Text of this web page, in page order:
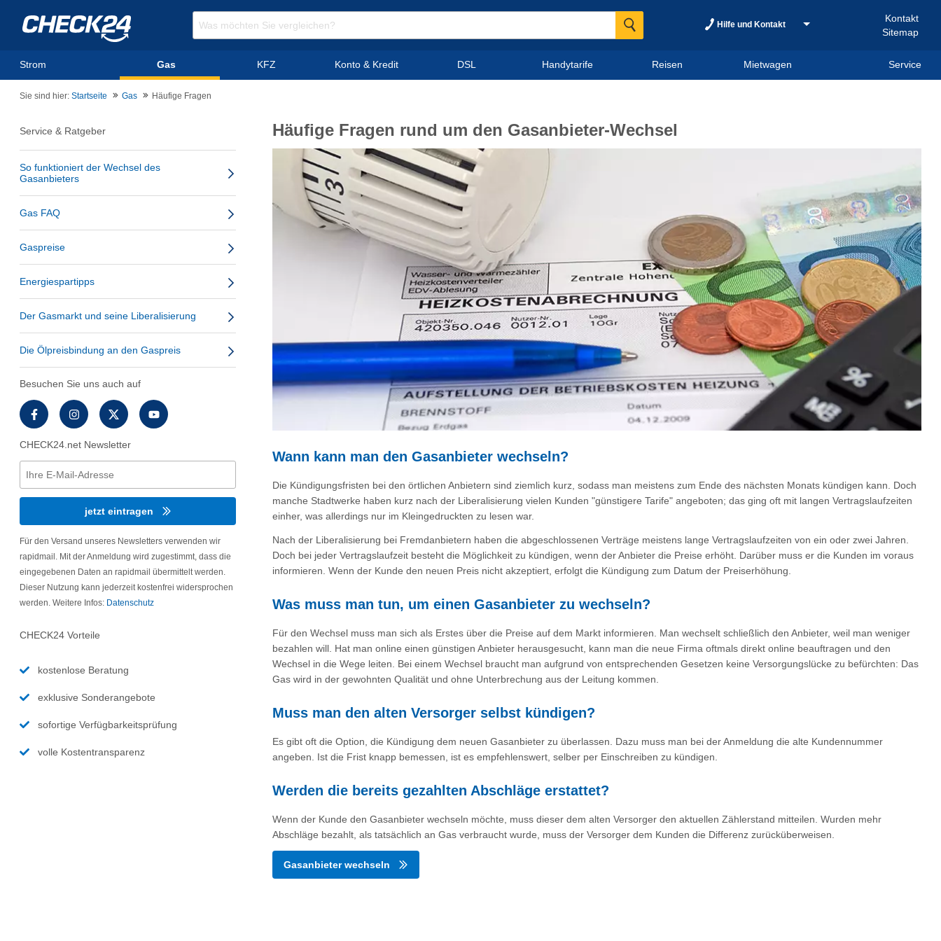
Hilfe und Kontakt
Kontakt
Sitemap
Strom Gas KFZ Konto & Kredit DSL Handytarife Reisen Mietwagen Service
Sie sind hier: Startseite Gas Häufige Fragen
Service & Ratgeber
So funktioniert der Wechsel des
Gasanbieters
Gas FAQ
Gaspreise
Energiespartipps
Der Gasmarkt und seine Liberalisierung
Die Ölpreisbindung an den Gaspreis
Besuchen Sie uns auch auf
CHECK24.net Newsletter
jetzt eintragen
Für den Versand unseres Newsletters verwenden wir
rapidmail. Mit der Anmeldung wird zugestimmt, dass die
eingegebenen Daten an rapidmail übermittelt werden.
Dieser Nutzung kann jederzeit kostenfrei widersprochen
werden. Weitere Infos: Datenschutz
CHECK24 Vorteile
kostenlose Beratung
exklusive Sonderangebote
sofortige Verfügbarkeitsprüfung
volle Kostentransparenz
Häufige Fragen rund um den Gasanbieter-Wechsel
Wann kann man den Gasanbieter wechseln?
Die Kündigungsfristen bei den örtlichen Anbietern sind ziemlich kurz, sodass man meistens zum Ende des nächsten Monats kündigen kann. Doch
manche Stadtwerke haben kurz nach der Liberalisierung vielen Kunden "günstigere Tarife" angeboten; das ging oft mit langen Vertragslaufzeiten
einher, was allerdings nur im Kleingedruckten zu lesen war.
Nach der Liberalisierung bei Fremdanbietern haben die abgeschlossenen Verträge meistens lange Vertragslaufzeiten von ein oder zwei Jahren.
Doch bei jeder Vertragslaufzeit besteht die Möglichkeit zu kündigen, wenn der Anbieter die Preise erhöht. Darüber muss er die Kunden im voraus
informieren. Wenn der Kunde den neuen Preis nicht akzeptiert, erfolgt die Kündigung zum Datum der Preiserhöhung.
Was muss man tun, um einen Gasanbieter zu wechseln?
Für den Wechsel muss man sich als Erstes über die Preise auf dem Markt informieren. Man wechselt schließlich den Anbieter, weil man weniger
bezahlen will. Hat man online einen günstigen Anbieter herausgesucht, kann man die neue Firma oftmals direkt online beauftragen und den
Wechsel in die Wege leiten. Bei einem Wechsel braucht man aufgrund von entsprechenden Gesetzen keine Versorgungslücke zu befürchten: Das
Gas wird in der gewohnten Qualität und ohne Unterbrechung aus der Leitung kommen.
Muss man den alten Versorger selbst kündigen?
Es gibt oft die Option, die Kündigung dem neuen Gasanbieter zu überlassen. Dazu muss man bei der Anmeldung die alte Kundennummer
angeben. Ist die Frist knapp bemessen, ist es empfehlenswert, selber per Einschreiben zu kündigen.
Werden die bereits gezahlten Abschläge erstattet?
Wenn der Kunde den Gasanbieter wechseln möchte, muss dieser dem alten Versorger den aktuellen Zählerstand mitteilen. Wurden mehr
Abschläge bezahlt, als tatsächlich an Gas verbraucht wurde, muss der Versorger dem Kunden die Differenz zurücküberweisen.
Gasanbieter wechseln